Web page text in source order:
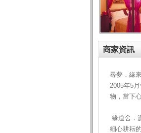
商家資訊
尋夢．緣
2005年5
物，當下
緣道舍．
細心耕耘